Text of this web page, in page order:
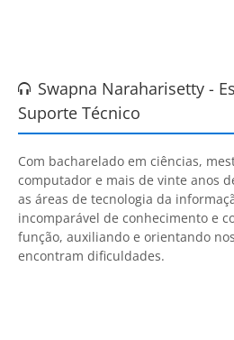
 Swapna Naraharisetty -
Suporte Técnico
Com bacharelado em ciências,
computador e mais de vinte anos
as áreas de tecnologia da
incomparável de conhecimento e
função, auxiliando e orientando
encontram dificuldades.